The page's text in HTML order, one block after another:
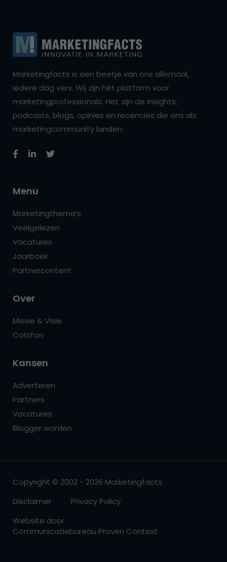
Marketingfacts is een beetje van ons allemaal,
iedere dag vers. Wij zijn hét platform voor
marketingprofessionals. Het zijn de insights,
podcasts, blogs, opinies en recencies die ons als
marketingcommunity binden.
Menu
Marketingthema’s
Veelgelezen
Vacatures
Jaarboek
Partnercontent
Over
Missie & Visie
Colofon
Kansen
Adverteren
Partners
Vacatures
Blogger worden
Copyright © 2002 - 2026 Marketingfacts
Disclaimer
Privacy Policy
Website door
Communicatiebureau Proven Context